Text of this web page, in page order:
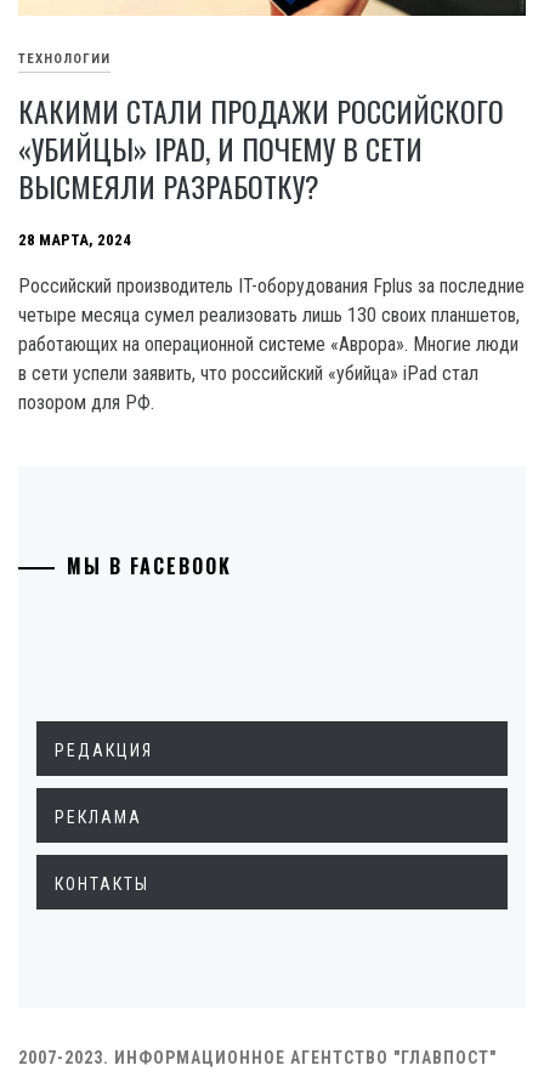
ТЕХНОЛОГИИ
КАКИМИ СТАЛИ ПРОДАЖИ РОССИЙСКОГО
«УБИЙЦЫ» IPAD, И ПОЧЕМУ В СЕТИ
ВЫСМЕЯЛИ РАЗРАБОТКУ?
28 МАРТА, 2024
Российский производитель IT-оборудования Fplus за последние
четыре месяца сумел реализовать лишь 130 своих планшетов,
работающих на операционной системе «Аврора». Многие люди
в сети успели заявить, что российский «убийца» iPad стал
позором для РФ.
МЫ В FACEBOOK
РЕДАКЦИЯ
РЕКЛАМА
КОНТАКТЫ
2007-2023. ИНФОРМАЦИОННОЕ АГЕНТСТВО "ГЛАВПОСТ"